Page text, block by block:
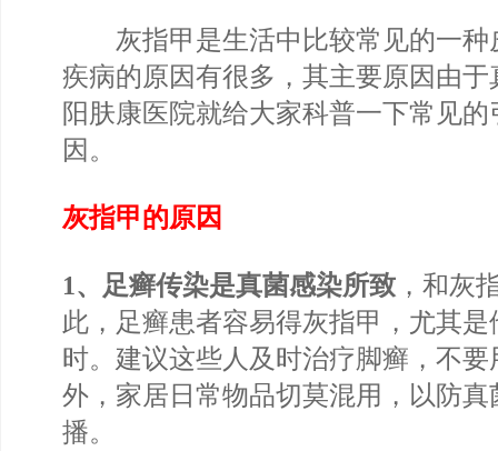
灰指甲是生活中比较常见的一种
疾病的原因有很多，其主要原因由
阳肤康医院就给大家科普一下常见
因。
灰指甲的原因
1、足癣传染是真菌感染所致 ，和灰
此，足癣患者容易得灰指甲，尤其
时。建议这些人及时治疗脚癣，不
外，家居日常物品切莫混用，以防
播。